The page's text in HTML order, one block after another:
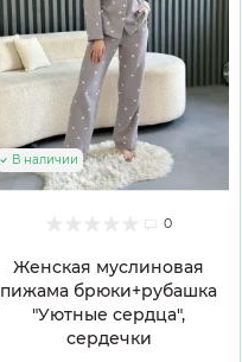
0
Женская муслиновая
пижама брюки+рубашка
"Уютные сердца",
сердечки
В наличии